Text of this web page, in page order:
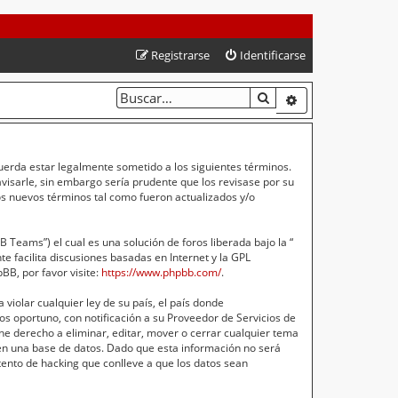
Identificarse
Registrarse
BUSCAR
estar legalmente sometido a los siguientes términos.
sin embargo sería prudente que los revisase por su
nuevos términos tal como fueron actualizados y/o
Teams”) el cual es una solución de foros liberada bajo la “
facilita discusiones basadas en Internet y la GPL
por favor visite: https://www.phpbb.com/.
cualquier ley de su país, el país donde
oportuno, con notificación a su Proveedor de Servicios de
derecho a eliminar, editar, mover o cerrar cualquier tema
base de datos. Dado que esta información no será
de hacking que conlleve a que los datos sean